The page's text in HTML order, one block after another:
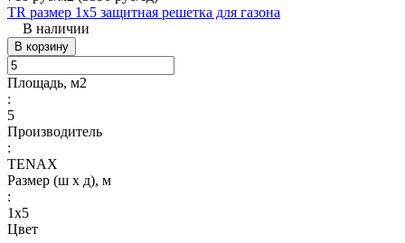
TR размер 1х5 защитная решетка для газона
В наличии
В корзину
Площадь, м2
:
5
Производитель
:
TENAX
Размер (ш х д), м
:
1х5
Цвет